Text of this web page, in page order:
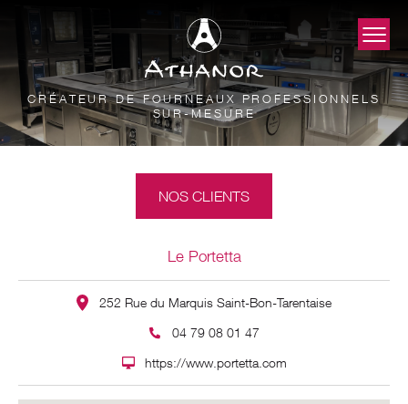
CRÉATEUR DE FOURNEAUX PROFESSIONNELS
SUR-MESURE
NOS CLIENTS
Le Portetta
252 Rue du Marquis Saint-Bon-Tarentaise
04 79 08 01 47
https://www.portetta.com